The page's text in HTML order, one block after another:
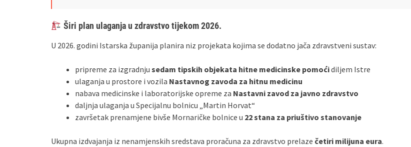
Širi plan ulaganja u zdravstvo tijekom 2026.
U 2026. godini Istarska županija planira niz projekata kojima se dodatno jača zdravstveni sustav:
pripreme za izgradnju sedam tipskih objekata hitne medicinske pomoćidiljem Istre
ulaganja u prostore i vozila Nastavnog zavoda za hitnu medicinu
nabava medicinske i laboratorijske opreme za Nastavni zavod za javno zdravstvo
daljnja ulaganja u Specijalnu bolnicu „Martin Horvat“
završetak prenamjene bivše Mornaričke bolnice u 22 stana za priuštivo stanovanje
Ukupna izdvajanja iz nenamjenskih sredstava proračuna za zdravstvo prelaze četiri milijuna eura.